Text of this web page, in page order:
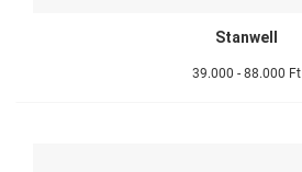
Stanwell
39.000 - 88.000 Ft